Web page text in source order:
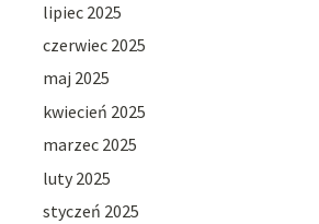
lipiec 2025
czerwiec 2025
maj 2025
kwiecień 2025
marzec 2025
luty 2025
styczeń 2025